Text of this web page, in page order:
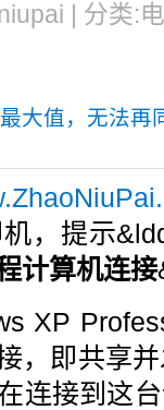
| 分类:
大值，无法再
，提示
计算机连接
，即共享
连接到这